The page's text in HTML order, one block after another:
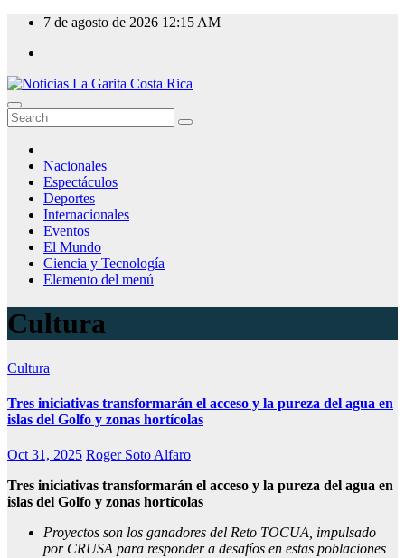
Skip
content
7 de agosto de 2026 12:15 AM
Nacionales
Espectáculos
Deportes
Internacionales
Eventos
El Mundo
Ciencia y Tecnología
Elemento del menú
Cultura
Cultura
Tres iniciativas transformarán el acceso y la pureza del agua en
islas del Golfo y zonas hortícolas
Oct 31, 2025 Roger Soto Alfaro
Tres iniciativas transformarán el acceso y la pureza del agua en
islas del Golfo y zonas hortícolas
Proyectos son los ganadores del Reto TOCUA, impulsado
por CRUSA para responder a desafíos en estas poblaciones